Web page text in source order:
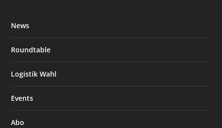
News
Roundtable
Logistik Wahl
Events
Abo